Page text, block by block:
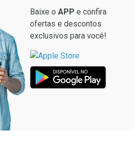
Baixe o APP e confira
ofertas e descontos
exclusivos para você!